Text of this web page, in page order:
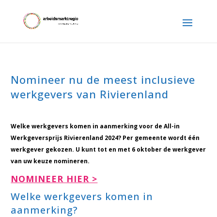
Nomineer nu de meest inclusieve
werkgevers van Rivierenland
Welke werkgevers komen in aanmerking voor de All-in
Werkgeversprijs Rivierenland 2024? Per gemeente wordt één
werkgever gekozen. U kunt tot en met 6 oktober de werkgever
van uw keuze nomineren.
NOMINEER HIER >
Welke werkgevers komen in
aanmerking?